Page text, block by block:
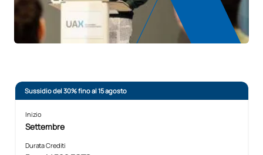
Sussidio del 30% fino al 15 agosto
Inizio
Settembre
Durata Crediti